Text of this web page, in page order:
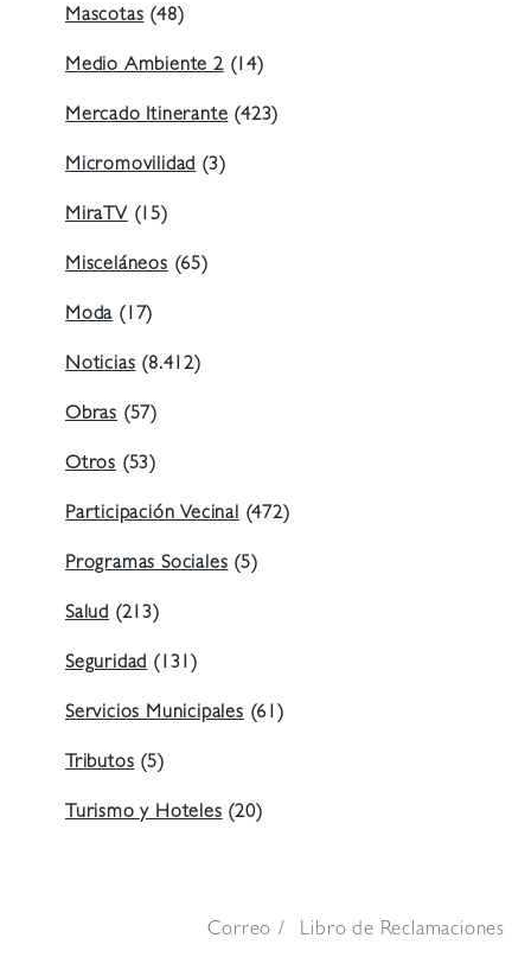
Mascotas(48)
Medio Ambiente 2(14)
Mercado Itinerante(423)
Micromovilidad(3)
MiraTV(15)
Misceláneos(65)
Moda(17)
Noticias(8.412)
Obras (57)
Otros (53)
Participación Vecinal(472)
Programas Sociales(5)
Salud (213)
Seguridad(131)
Servicios Municipales(61)
Tributos(5)
Turismo y Hoteles(20)
Correo Libro de Reclamaciones